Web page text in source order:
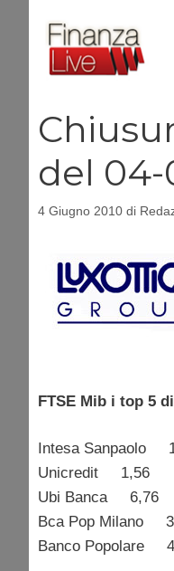
contenuto
del 04-
4 Giugno 2010 di
FTSE Mib i top 5
Intesa
Unicredit 1,56
Ubi Banca
Bca Pop
Banco